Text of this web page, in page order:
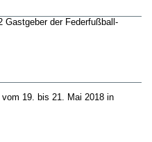
Gastgeber der Federfußball-
19. bis 21. Mai 2018 in